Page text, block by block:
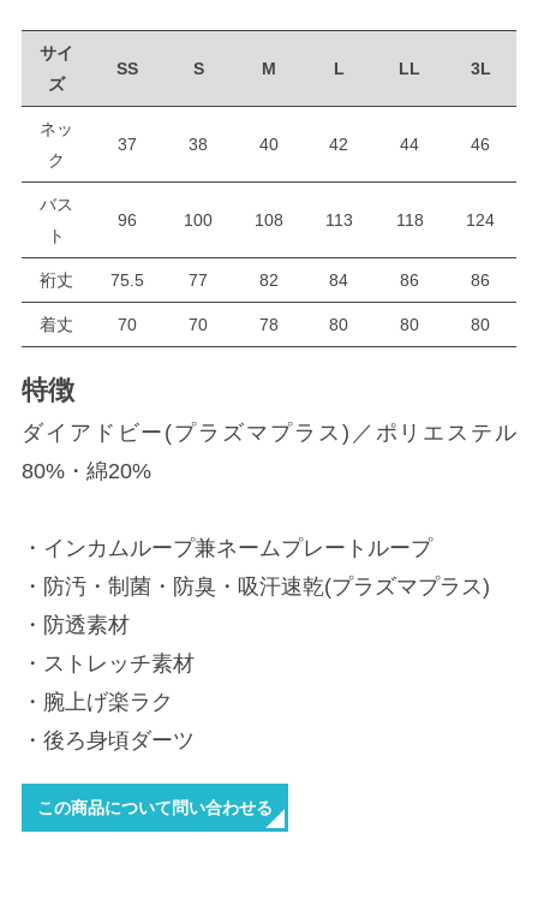
サイ
ズ
SS S M L LL 3L
ネッ
ク
37 38 40 42 44 46
バス
ト
96 100 108 113 118 124
裄丈 75.5 77 82 84 86 86
着丈 70 70 78 80 80 80
特徴
ダイアドビー(プラズマプラス)／ポリエステル
80%・綿20%
・インカムループ兼ネームプレートループ
・防汚・制菌・防臭・吸汗速乾(プラズマプラス)
・防透素材
・ストレッチ素材
・腕上げ楽ラク
・後ろ身頃ダーツ
この商品について問い合わせる